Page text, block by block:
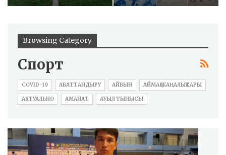
Browsing Category
Спорт
COVID-19 АБАТТАНДЫРУ АЙБЫН АЙМАҚ ЖАҢАЛЫҚТАРЫ
АКТУАЛЬНО АМАНАТ АУЫЛ ТЫНЫСЫ